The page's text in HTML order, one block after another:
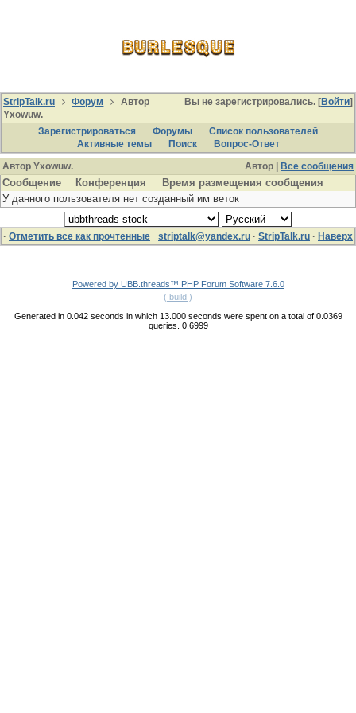
Вы не зарегистрировались. [Войти]
StripTalk.ru Форум
Автор
Yxowuw.
Зарегистрироваться
Форумы
Список пользователей
Активные темы
Поиcк
Вопрос-Ответ
Автор |
Все сообщения
Автор Yxowuw.
Сообщение Конференция
Время размещения сообщения
У данного пользователя нет созданный им веток
· Отметить все как прочтенные striptalk@yandex.ru · StripTalk.ru · Наверх
Powered by UBB.threads™ PHP Forum Software 7.6.0
( build )
Generated in 0.042 seconds in which 13.000 seconds were spent on a total of 0.0369
queries. 0.6999